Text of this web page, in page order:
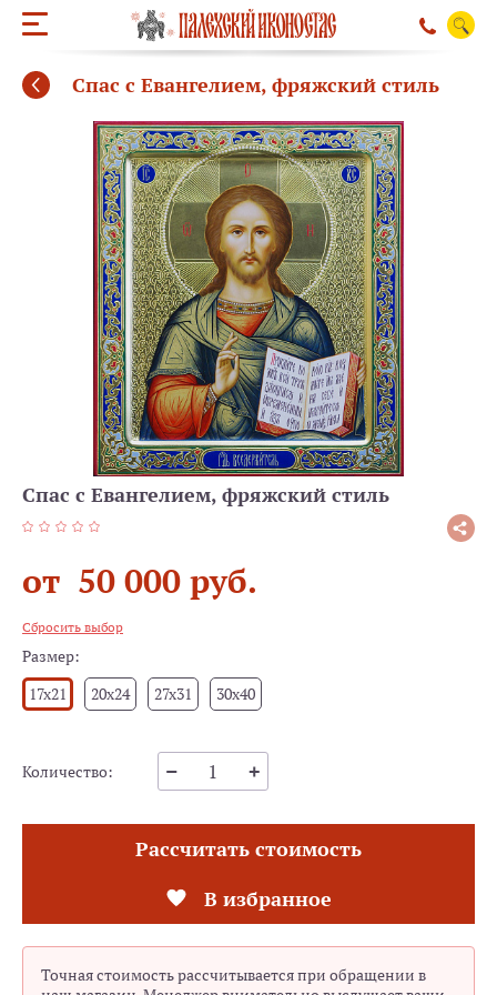
ОБРАТНЫЙ
Спас с Евангелием, фряжский стиль
Спас с Евангелием, фряжский стиль
от 50 000 руб.
Сбросить выбор
Размер:
17x21
20x24 27x31 30x40
Количество:
Рассчитать стоимость
В избранное
Точная стоимость рассчитывается при обращении в